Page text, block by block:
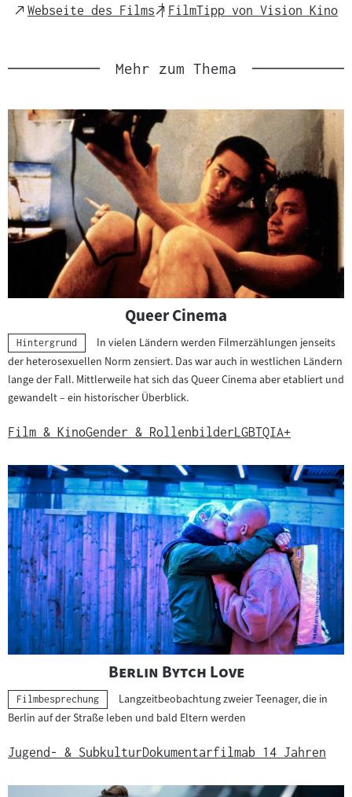
External
Webseite des Films
External
FilmTipp von Vision Kino
Mehr zum Thema
Queer Cinema
Kategorie:
Hintergrund
In vielen Ländern werden Filmerzählungen jenseits
der heterosexuellen Norm zensiert. Das war auch in westlichen Ländern
lange der Fall. Mittlerweile hat sich das Queer Cinema aber etabliert und
gewandelt – ein historischer Überblick.
Film & KinoGender & Rollenbilder LGBTQIA+
"
Berlin Bytch Love"
Kategorie:
Filmbesprechung
Langzeitbeobachtung zweier Teenager, die in
Berlin auf der Straße leben und bald Eltern werden
Jugend- & SubkulturDokumentarfilmab 14 Jahren